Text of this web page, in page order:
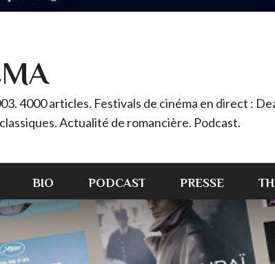
4000 articles. Festivals de cinéma en direct :
Actualité de romancière. Podcast.
BIO PODCAST PRESSE